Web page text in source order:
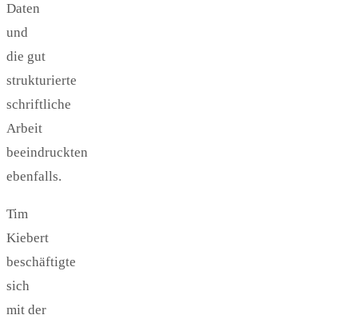
Daten
und
die gut
strukturierte
schriftliche
Arbeit
beeindruckten
ebenfalls.
Tim
Kiebert
beschäftigte
sich
mit der